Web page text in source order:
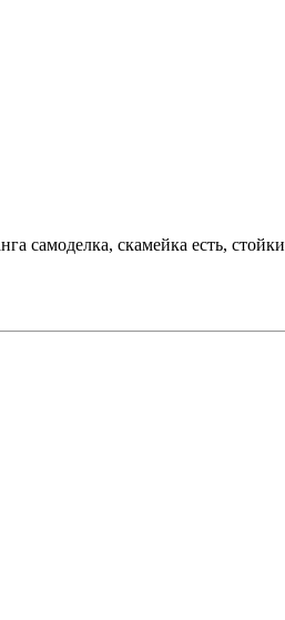
самоделка, скамейка есть,